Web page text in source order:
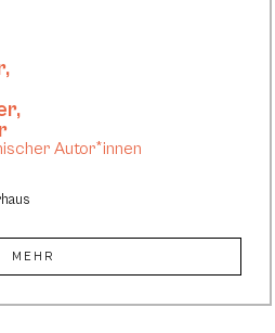
,
,
Autor*innen
MEHR